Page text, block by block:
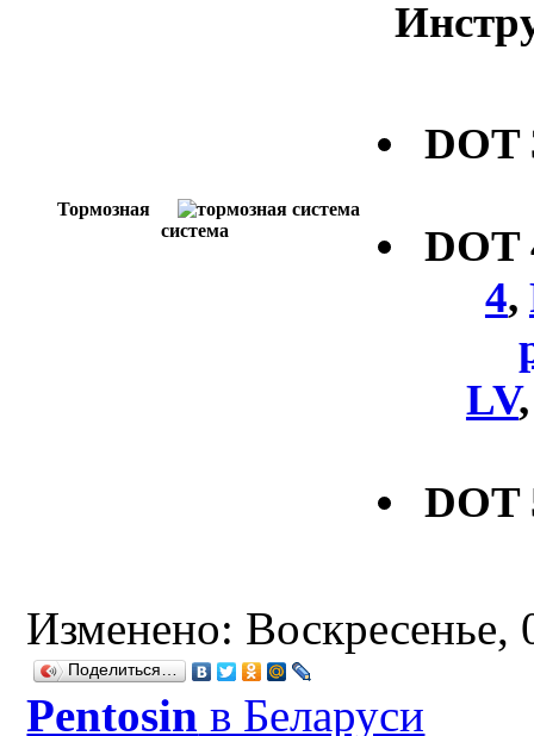
Тормозная
система
4,
LV
DOT
Изменено: Воскресенье,
Поделиться…
Рentosin в Беларуси